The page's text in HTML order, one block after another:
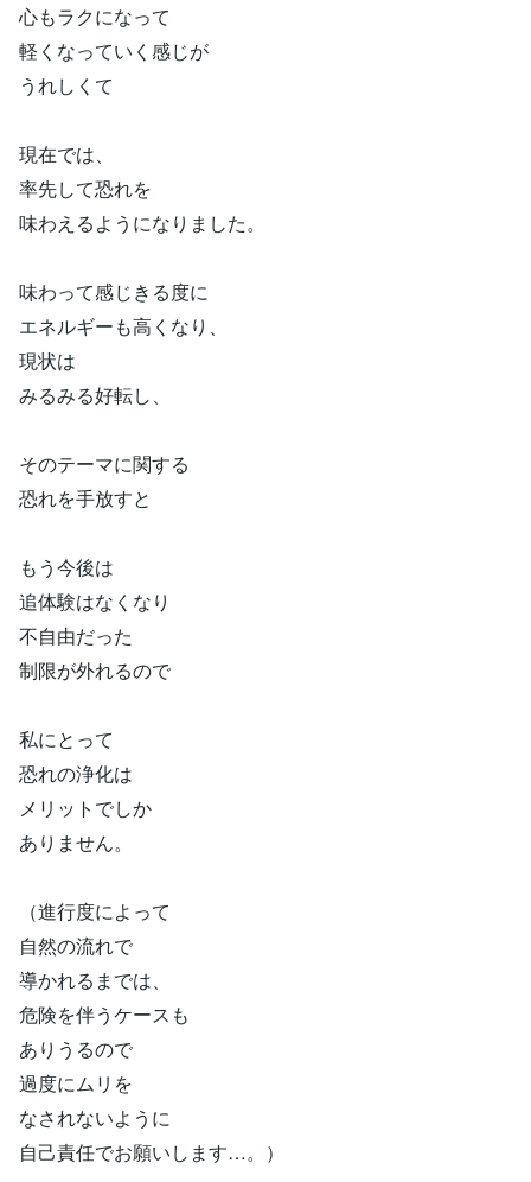
心もラクになって
軽くなっていく感じが
うれしくて
現在では、
率先して恐れを
味わえるようになりました。
味わって感じきる度に
エネルギーも高くなり、
現状は
みるみる好転し、
そのテーマに関する
恐れを手放すと
もう今後は
追体験はなくなり
不自由だった
制限が外れるので
私にとって
恐れの浄化は
メリットでしか
ありません。
（進行度によって
自然の流れで
導かれるまでは、
危険を伴うケースも
ありうるので
過度にムリを
なされないように
自己責任でお願いします…。）